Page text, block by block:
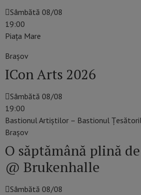
Sâmbătă 08/08
19:00
Piaţa Mare
Braşov
ICon Arts 2026
Sâmbătă 08/08
19:00
Bastionul Artiștilor – Bastionul
Braşov
O săptămână plină
@ Brukenhalle
Sâmbătă 08/08